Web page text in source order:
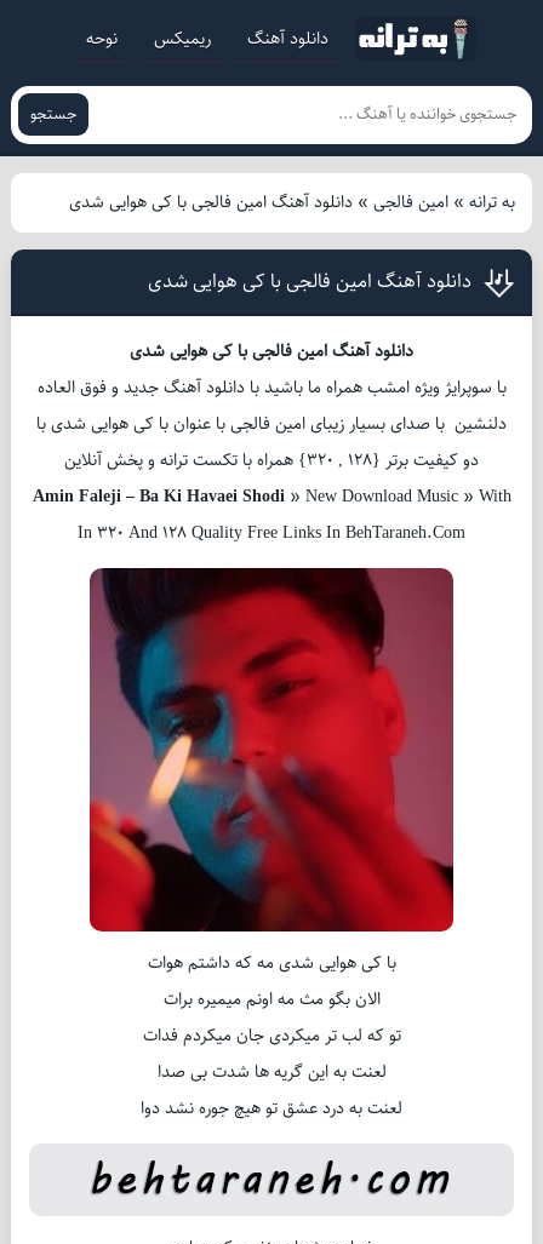
دانلود آهنگ ریمیکس نوحه
جستجو
به ترانه» امین فالجی» دانلود آهنگ امین فالجی با کی هوایی شدی
دانلود آهنگ امین فالجی با کی هوایی شدی
دانلود آهنگ امین فالجی با کی هوایی شدی
با سوپرایژ ویژه امشب همراه ما باشید با دانلود آهنگ جدید و فوق العاده
دلنشین با صدای بسیار زیبای امین فالجی با عنوان با کی هوایی شدی با
دو کیفیت برتر {128 , 320} همراه با تکست ترانه و پخش آنلاین
Amin Faleji – Ba Ki Havaei Shodi» New Download Music » With
In 320 And 128 Quality Free Links In BehTaraneh.Com
با کی هوایی شدی مه که داشتم هوات
الان بگو مث مه اونم میمیره برات
تو که لب تر میکردی جان میکردم فدات
لعنت به این گریه ها شدت بی صدا
لعنت به درد عشق تو هیچ جوره نشد دوا